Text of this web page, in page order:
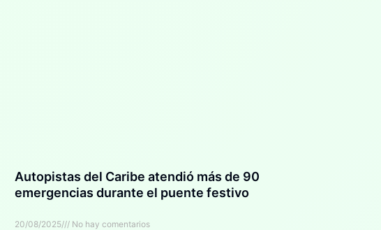
Autopistas del Caribe atendió más de 90
emergencias durante el puente festivo
20/08/2025 No hay comentarios